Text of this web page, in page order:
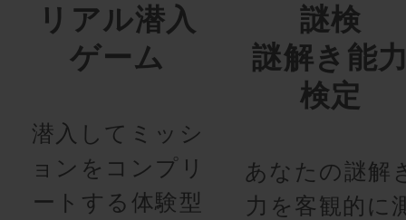
リアル潜入
ゲーム
潜入してミッシ
ョンをコンプリ
ートする体験型
謎検
謎解き能
検定
あなたの謎解
力を客観的に